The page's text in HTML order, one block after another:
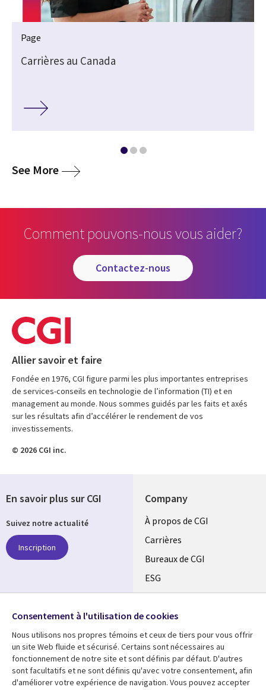
Page
Carrières au Canada
See Moremedia
Comment pouvons-nous vous aider?
contactez-nous
Allier savoir et faire
Fondée en 1976, CGI figure parmi les plus importantes entreprises
de services-conseils en technologie de l’information (TI) et en
management au monde. Nous sommes guidés par les faits et axés
sur les résultats afin d’accélérer le rendement de vos
investissements.
© 2026 CGI inc.
Company
Useful
links
CANADA
FR
À propos de CGI
Carrières
Bureaux de CGI
ESG
Alliances
Ressources Support
En savoir plus sur CGI
Suivez notre actualité
Inscription
Media
CANADA
Consentement à l'utilisation de cookies
Nous utilisons nos propres témoins et ceux de tiers pour vous offrir
un site Web fluide et sécurisé. Certains sont nécessaires au
fonctionnement de notre site et sont définis par défaut. D'autres
sont facultatifs et ne sont définis qu'avec votre consentement, afin
d'améliorer votre expérience de navigation. Vous pouvez accepter